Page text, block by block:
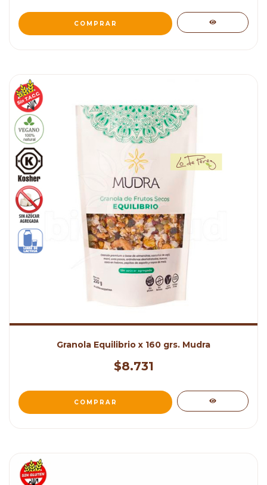
Granola Equilibrio x 160 grs. Mudra
$8.731